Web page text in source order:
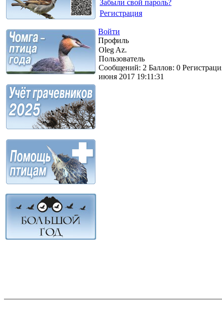
Забыли свой пароль?
Регистрация
Войти
Профиль
Oleg Az.
Пользователь
Сообщений: 2 Баллов: 0
июня 2017 19:11:31